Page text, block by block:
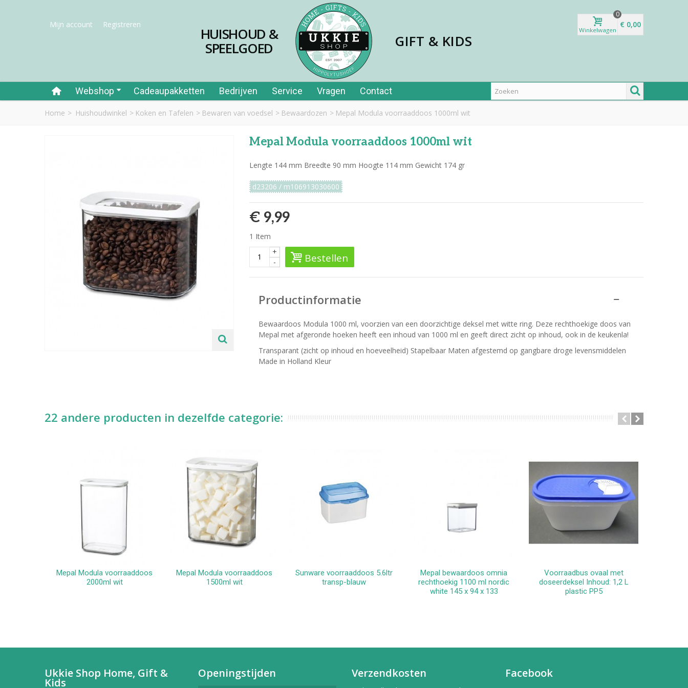
Mijn account Registreren
HUISHOUD &
SPEELGOED GIFT & KIDS
Winkelwagen
0
€ 0,00
Webshop Cadeaupakketten Bedrijven Service Vragen Contact
Home > Huishoudwinkel > Koken en Tafelen > Bewaren van voedsel > Bewaardozen > Mepal Modula voorraaddoos 1000ml wit
Mepal Modula voorraaddoos 1000ml wit
Lengte 144 mm Breedte 90 mm Hoogte 114 mm Gewicht 174 gr
d23206 / m106913030600
€ 9,99
1 Item
-
+ Bestellen
Productinformatie
Bewaardoos Modula 1000 ml, voorzien van een doorzichtige deksel met witte ring. Deze rechthoekige doos van
Mepal met afgeronde hoeken heeft een inhoud van 1000 ml en geeft direct zicht op inhoud, ook in de keukenla!
Transparant (zicht op inhoud en hoeveelheid) Stapelbaar Maten afgestemd op gangbare droge levensmiddelen
Made in Holland Kleur
22 andere producten in dezelfde categorie:
In winkelwagen
Mepal Modula voorraaddoos
2000ml wit
In winkelwagen
Mepal Modula voorraaddoos
1500ml wit
In winkelwagen
Sunware voorraaddoos 5.6ltr
transp-blauw
In winkelwagen
Mepal bewaardoos omnia
rechthoekig 1100 ml nordic
white 145 x 94 x 133
In winkelwagen
Voorraadbus ovaal met
doseerdeksel Inhoud: 1,2 L
plastic PP5
Ukkie Shop Home, Gift &
Kids
Openingstijden Verzendkosten Facebook